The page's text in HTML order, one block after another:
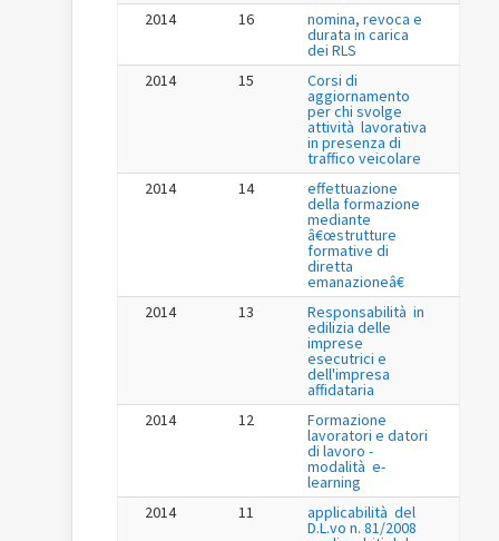
2014
16 nomina, revoca e
durata in carica
dei RLS
2014
15 Corsi di
aggiornamento
per chi svolge
attività lavorativa
in presenza di
traffico veicolare
2014
14 effettuazione
della formazione
mediante
â€œstrutture
formative di
diretta
emanazioneâ€
2014
13 Responsabilità in
edilizia delle
imprese
esecutrici e
dell'impresa
affidataria
2014
12 Formazione
lavoratori e datori
di lavoro -
modalità e-
learning
2014
11 applicabilità del
D.L.vo n. 81/2008